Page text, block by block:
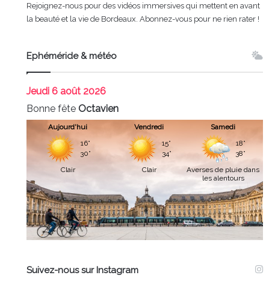
Rejoignez-nous pour des vidéos immersives qui mettent en avant
la beauté et la vie de Bordeaux. Abonnez-vous pour ne rien rater !
Ephéméride & météo
Jeudi 6 août 2026
Bonne fête Octavien
Aujourd'hui
16°
30°
Clair
Vendredi
15°
34°
Clair
Samedi
18°
38°
Averses de pluie dans
les alentours
Suivez-nous sur Instagram